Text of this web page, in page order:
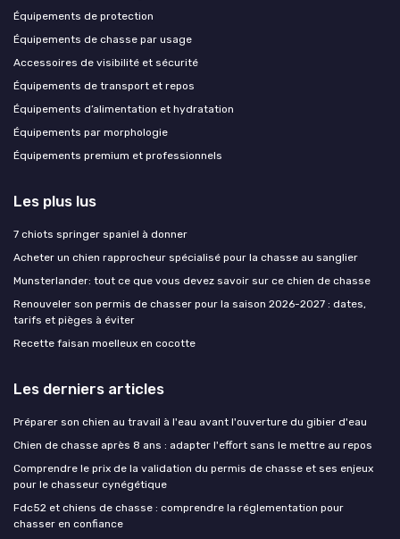
Équipements de protection
Équipements de chasse par usage
Accessoires de visibilité et sécurité
Équipements de transport et repos
Équipements d’alimentation et hydratation
Équipements par morphologie
Équipements premium et professionnels
Les plus lus
7 chiots springer spaniel à donner
Acheter un chien rapprocheur spécialisé pour la chasse au sanglier
Munsterlander: tout ce que vous devez savoir sur ce chien de chasse
Renouveler son permis de chasser pour la saison 2026-2027 : dates,
tarifs et pièges à éviter
Recette faisan moelleux en cocotte
Les derniers articles
Préparer son chien au travail à l'eau avant l'ouverture du gibier d'eau
Chien de chasse après 8 ans : adapter l'effort sans le mettre au repos
Comprendre le prix de la validation du permis de chasse et ses enjeux
pour le chasseur cynégétique
Fdc52 et chiens de chasse : comprendre la réglementation pour
chasser en confiance